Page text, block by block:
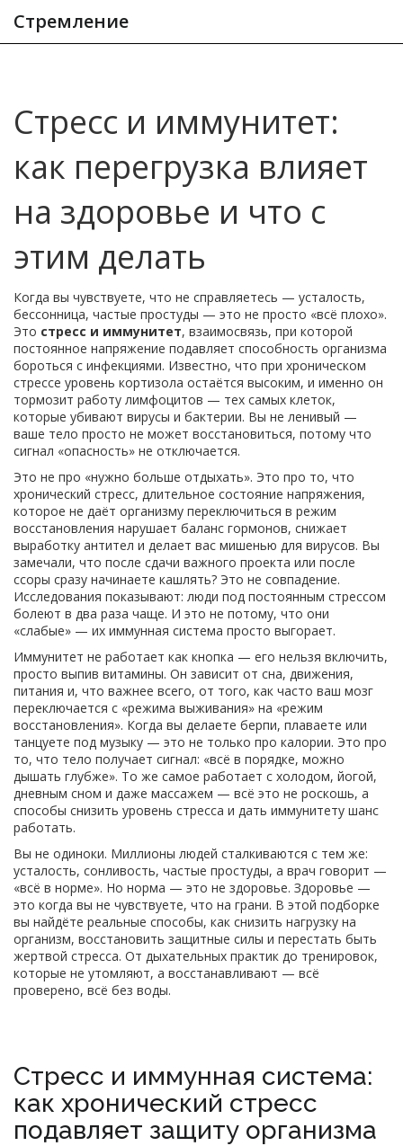
Стремление
Стресс и иммунитет:
как перегрузка влияет
на здоровье и что с
этим делать
Когда вы чувствуете, что не справляетесь — усталость,
бессонница, частые простуды — это не просто «всё плохо».
Это стресс и иммунитет, взаимосвязь, при которой
постоянное напряжение подавляет способность организма
бороться с инфекциями. Известно, что при хроническом
стрессе уровень кортизола остаётся высоким, и именно он
тормозит работу лимфоцитов — тех самых клеток,
которые убивают вирусы и бактерии. Вы не ленивый —
ваше тело просто не может восстановиться, потому что
сигнал «опасность» не отключается.
Это не про «нужно больше отдыхать». Это про то, что
хронический стресс, длительное состояние напряжения,
которое не даёт организму переключиться в режим
восстановления нарушает баланс гормонов, снижает
выработку антител и делает вас мишенью для вирусов. Вы
замечали, что после сдачи важного проекта или после
ссоры сразу начинаете кашлять? Это не совпадение.
Исследования показывают: люди под постоянным стрессом
болеют в два раза чаще. И это не потому, что они
«слабые» — их иммунная система просто выгорает.
Иммунитет не работает как кнопка — его нельзя включить,
просто выпив витамины. Он зависит от сна, движения,
питания и, что важнее всего, от того, как часто ваш мозг
переключается с «режима выживания» на «режим
восстановления». Когда вы делаете берпи, плаваете или
танцуете под музыку — это не только про калории. Это про
то, что тело получает сигнал: «всё в порядке, можно
дышать глубже». То же самое работает с холодом, йогой,
дневным сном и даже массажем — всё это не роскошь, а
способы снизить уровень стресса и дать иммунитету шанс
работать.
Вы не одиноки. Миллионы людей сталкиваются с тем же:
усталость, сонливость, частые простуды, а врач говорит —
«всё в норме». Но норма — это не здоровье. Здоровье —
это когда вы не чувствуете, что на грани. В этой подборке
вы найдёте реальные способы, как снизить нагрузку на
организм, восстановить защитные силы и перестать быть
жертвой стресса. От дыхательных практик до тренировок,
которые не утомляют, а восстанавливают — всё
проверено, всё без воды.
Стресс и иммунная система:
как хронический стресс
подавляет защиту организма